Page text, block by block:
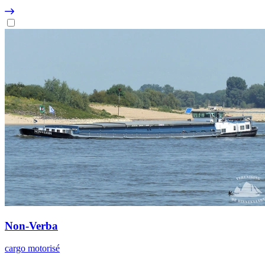
Non-Verba
cargo motorisé